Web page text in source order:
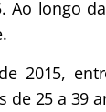
Ao longo
2015,
de 25 a 39